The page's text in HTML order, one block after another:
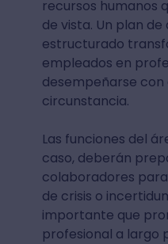
recursos humanos
de vista. Un plan
estructurado
empleados en
desempeñarse
circunstancia.
Las funciones del
caso, deberán
colaboradores
de crisis o
importante que
profesional a largo